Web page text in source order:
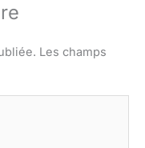
Les champs